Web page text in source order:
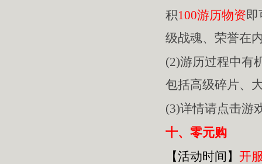
积100游历物资即
级战魂、荣誉在
(2)游历过程中有
包括高级碎片、
(3)详情请点击游
十、零元购
【活动时间】 开